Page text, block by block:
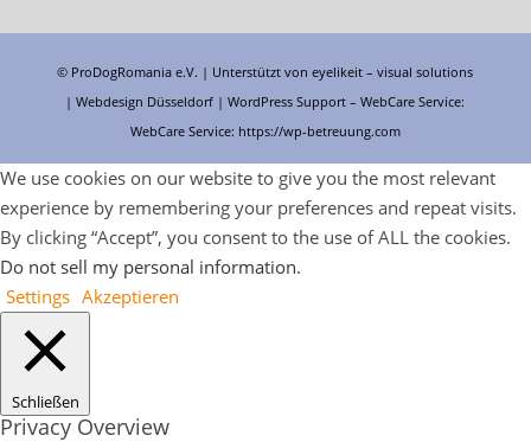
© ProDogRomania e.V. | Unterstützt voneyelikeit – visual solutions
| Webdesign Düsseldorf |WordPress Support – WebCare Service:
WebCare Service: https://wp-betreuung.com
We use cookies on our website to give you the most relevant
experience by remembering your preferences and repeat visits.
By clicking “Accept”, you consent to the use of ALL the cookies.
Do not sell my personal information.
Settings Akzeptieren
Schließen
Privacy Overview